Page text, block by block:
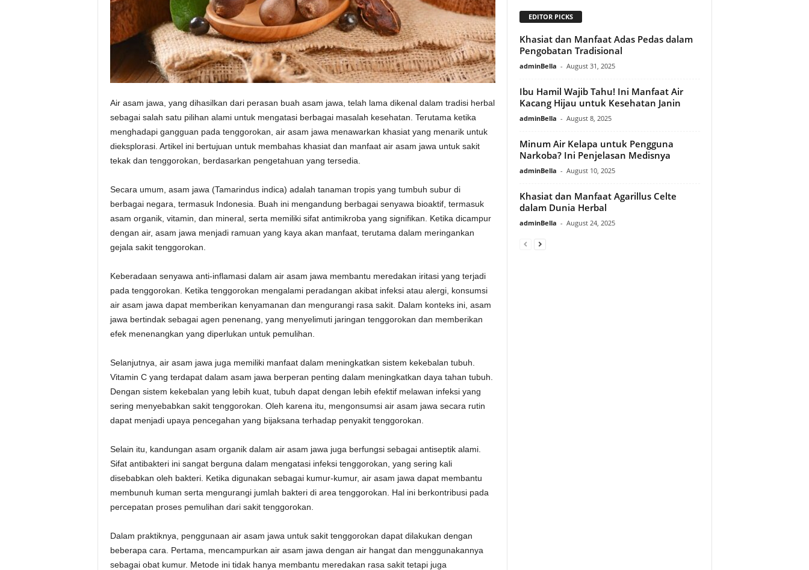
Air asam jawa, yang dihasilkan dari perasan buah asam jawa, telah lama dikenal dalam tradisi herbal
sebagai salah satu pilihan alami untuk mengatasi berbagai masalah kesehatan. Terutama ketika
menghadapi gangguan pada tenggorokan, air asam jawa menawarkan khasiat yang menarik untuk
dieksplorasi. Artikel ini bertujuan untuk membahas khasiat dan manfaat air asam jawa untuk sakit
tekak dan tenggorokan, berdasarkan pengetahuan yang tersedia.
Secara umum, asam jawa (Tamarindus indica) adalah tanaman tropis yang tumbuh subur di
berbagai negara, termasuk Indonesia. Buah ini mengandung berbagai senyawa bioaktif, termasuk
asam organik, vitamin, dan mineral, serta memiliki sifat antimikroba yang signifikan. Ketika dicampur
dengan air, asam jawa menjadi ramuan yang kaya akan manfaat, terutama dalam meringankan
gejala sakit tenggorokan.
Keberadaan senyawa anti-inflamasi dalam air asam jawa membantu meredakan iritasi yang terjadi
pada tenggorokan. Ketika tenggorokan mengalami peradangan akibat infeksi atau alergi, konsumsi
air asam jawa dapat memberikan kenyamanan dan mengurangi rasa sakit. Dalam konteks ini, asam
jawa bertindak sebagai agen penenang, yang menyelimuti jaringan tenggorokan dan memberikan
efek menenangkan yang diperlukan untuk pemulihan.
Selanjutnya, air asam jawa juga memiliki manfaat dalam meningkatkan sistem kekebalan tubuh.
Vitamin C yang terdapat dalam asam jawa berperan penting dalam meningkatkan daya tahan tubuh.
Dengan sistem kekebalan yang lebih kuat, tubuh dapat dengan lebih efektif melawan infeksi yang
sering menyebabkan sakit tenggorokan. Oleh karena itu, mengonsumsi air asam jawa secara rutin
dapat menjadi upaya pencegahan yang bijaksana terhadap penyakit tenggorokan.
Selain itu, kandungan asam organik dalam air asam jawa juga berfungsi sebagai antiseptik alami.
Sifat antibakteri ini sangat berguna dalam mengatasi infeksi tenggorokan, yang sering kali
disebabkan oleh bakteri. Ketika digunakan sebagai kumur-kumur, air asam jawa dapat membantu
membunuh kuman serta mengurangi jumlah bakteri di area tenggorokan. Hal ini berkontribusi pada
percepatan proses pemulihan dari sakit tenggorokan.
Dalam praktiknya, penggunaan air asam jawa untuk sakit tenggorokan dapat dilakukan dengan
beberapa cara. Pertama, mencampurkan air asam jawa dengan air hangat dan menggunakannya
sebagai obat kumur. Metode ini tidak hanya membantu meredakan rasa sakit tetapi juga
EDITOR PICKS
Khasiat dan Manfaat Adas Pedas dalam
Pengobatan Tradisional
adminBella - August 31, 2025
Ibu Hamil Wajib Tahu! Ini Manfaat Air
Kacang Hijau untuk Kesehatan Janin
adminBella - August 8, 2025
Minum Air Kelapa untuk Pengguna
Narkoba? Ini Penjelasan Medisnya
adminBella - August 10, 2025
Khasiat dan Manfaat Agarillus Celte
dalam Dunia Herbal
adminBella - August 24, 2025